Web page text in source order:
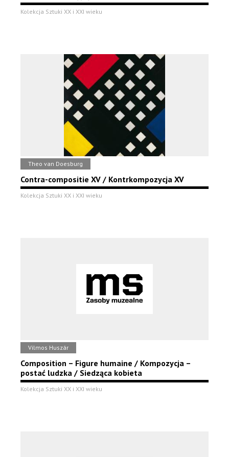
Kolekcja Sztuki XX i XXI wieku
Theo van Doesburg
Contra-compositie XV / Kontrkompozycja XV
Kolekcja Sztuki XX i XXI wieku
Vilmos Huszár
Composition – Figure humaine / Kompozycja –
postać ludzka / Siedząca kobieta
Kolekcja Sztuki XX i XXI wieku